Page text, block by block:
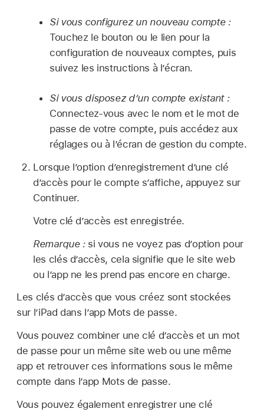
Si vous configurez un nouveau compte :
Touchez le bouton ou le lien pour la
configuration de nouveaux comptes, puis
suivez les instructions à l’écran.
Si vous disposez d’un compte existant :
Connectez-vous avec le nom et le mot de
passe de votre compte, puis accédez aux
réglages ou à l’écran de gestion du compte.
Lorsque l’option d’enregistrement d’une clé
d’accès pour le compte s’affiche, appuyez sur
Continuer.
Votre clé d’accès est enregistrée.
Remarque : si vous ne voyez pas d’option pour
les clés d’accès, cela signifie que le site web
ou l’app ne les prend pas encore en charge.
Les clés d’accès que vous créez sont stockées
sur l’iPad dans l’app Mots de passe.
Vous pouvez combiner une clé d’accès et un mot
de passe pour un même site web ou une même
app et retrouver ces informations sous le même
compte dans l’app Mots de passe.
Vous pouvez également enregistrer une clé